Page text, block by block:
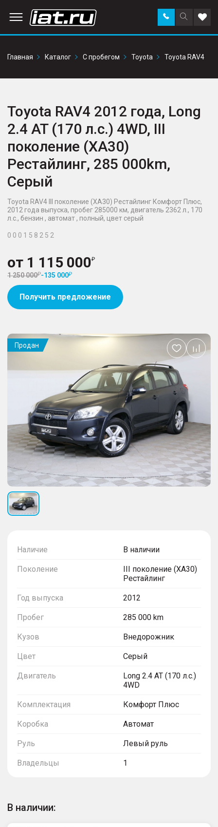
Поиск
по
Заказать
звонок в
Главная
Каталог С пробегом Toyota Toyota RAV4
Toyota RAV4 2012 года, Long
2.4 AT (170 л.с.) 4WD, III
поколение (XA30)
Рестайлинг, 285 000km,
Серый
Toyota RAV4 III поколение (XA30) Рестайлинг Комфорт Плюс,
2012 года выпуска, пробег 285000 км, двигатель 2362 л., 170
л.с., бензин , автомат , полный, цвет серый
0 0 0 1 5 8 2 5 2
от 1 115 000
1 250 000 -135 000
Получить предложение
Наличие В наличии
Поколение
III поколение (XA30)
Рестайлинг
Год выпуска 2012
Пробег 285 000 km
Кузов Внедорожник
Цвет Серый
Двигатель
Long 2.4 AT (170 л.с.)
4WD
Комплектация Комфорт Плюс
Коробка Автомат
Руль Левый руль
Владельцы 1
В наличии:
Продан
Добавить
в
избранное